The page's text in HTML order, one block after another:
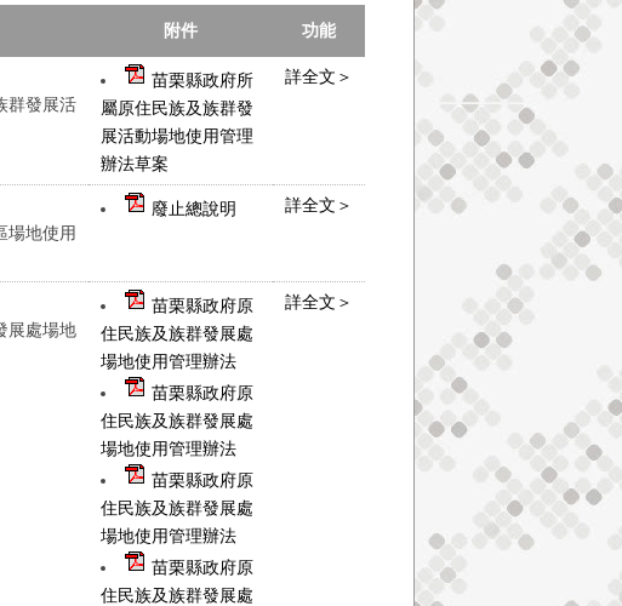
附件 功能
群發展活
苗栗縣政府所
屬原住民族及族群發
展活動場地使用管理
辦法草案
詳全文＞
場地使用
廢止總說明 詳全文＞
展處場地
苗栗縣政府原
住民族及族群發展處
場地使用管理辦法
苗栗縣政府原
住民族及族群發展處
場地使用管理辦法
苗栗縣政府原
住民族及族群發展處
場地使用管理辦法
苗栗縣政府原
住民族及族群發展處
詳全文＞